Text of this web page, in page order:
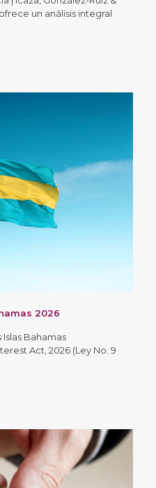
un análisis integral
2026
Islas Bahamas
Act, 2026 (Ley No. 9